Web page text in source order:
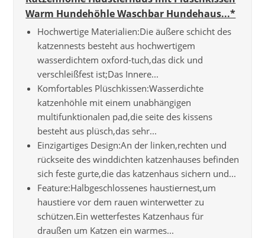
Warm Hundehöhle Waschbar Hundehaus...*
Hochwertige Materialien:Die äußere schicht des
katzennests besteht aus hochwertigem
wasserdichtem oxford-tuch,das dick und
verschleißfest ist;Das Innere...
Komfortables Plüschkissen:Wasserdichte
katzenhöhle mit einem unabhängigen
multifunktionalen pad,die seite des kissens
besteht aus plüsch,das sehr...
Einzigartiges Design:An der linken,rechten und
rückseite des winddichten katzenhauses befinden
sich feste gurte,die das katzenhaus sichern und...
Feature:Halbgeschlossenes haustiernest,um
haustiere vor dem rauen winterwetter zu
schützen.Ein wetterfestes Katzenhaus für
draußen um Katzen ein warmes...